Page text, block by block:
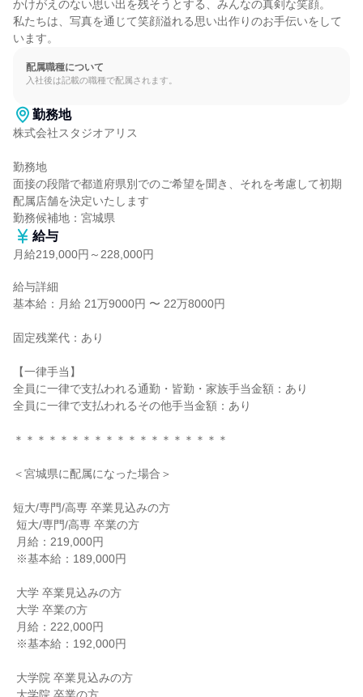
かけがえのない思い出を残そうとする、みんなの真剣な笑顔。
私たちは、写真を通じて笑顔溢れる思い出作りのお手伝いをして
います。
配属職種について
入社後は記載の職種で配属されます。
勤務地
株式会社スタジオアリス
勤務地
面接の段階で都道府県別でのご希望を聞き、それを考慮して初期
配属店舗を決定いたします
勤務候補地：宮城県
給与
月給219,000円～228,000円
給与詳細
基本給：月給 21万9000円 〜 22万8000円
固定残業代：あり
【一律手当】
全員に一律で支払われる通勤・皆勤・家族手当金額：あり
全員に一律で支払われるその他手当金額：あり
＊＊＊＊＊＊＊＊＊＊＊＊＊＊＊＊＊＊＊
＜宮城県に配属になった場合＞
短大/専門/高専 卒業見込みの方